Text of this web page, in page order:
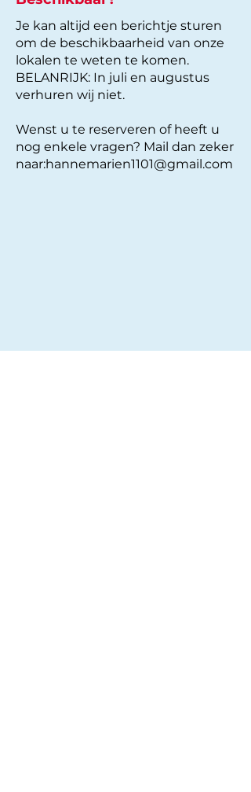
Je kan altijd een berichtje sturen
om de beschikbaarheid van onze
lokalen te weten te komen.
BELANRIJK: In juli en augustus
verhuren wij niet.
Wenst u te reserveren of heeft u
nog enkele vragen? Mail dan zeker
naar:hannemarien1101@gmail.com